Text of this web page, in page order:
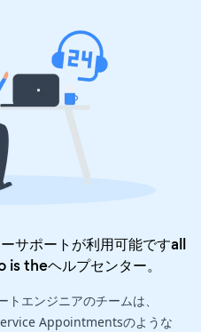
ポートが利用可能ですall
is theヘルプセンター。
エンジニアのチームは、
Appointmentsのような